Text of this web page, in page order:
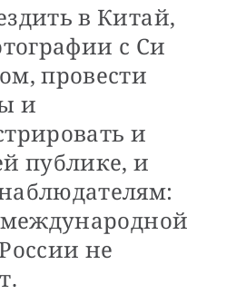
в Китай,
с Си
провести
и
и
публике, и
не